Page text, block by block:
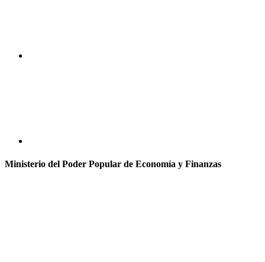
Ministerio del Poder Popular de Economía y Finanzas